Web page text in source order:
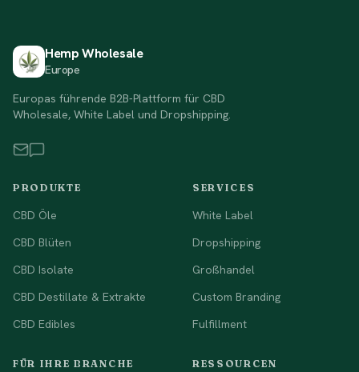
Hemp Wholesale
Europe
Europas führende B2B-Plattform für CBD
Wholesale, White Label und Dropshipping.
PRODUKTE
CBD Öle
CBD Blüten
CBD Isolate
CBD Destillate & Extrakte
CBD Edibles
SERVICES
White Label
Dropshipping
Großhandel
Custom Branding
Fulfillment
FÜR IHRE BRANCHE RESSOURCEN